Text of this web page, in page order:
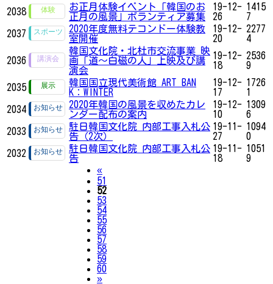
2038
お正月体験イベント「韓国のお
正月の風景」ボランティア募集
19-12-
26
1415
7
2037
2020年度無料テコンドー体験教
室開催
19-12-
20
2277
4
2036
韓国文化院・北杜市交流事業 映
画「道～白磁の人」上映及び講
演会
19-12-
18
2536
9
2035
韓国国立現代美術館 ART BAN
K：WINTER
19-12-
17
1726
1
2034
2020年韓国の風景を収めたカレ
ンダー配布の案内
19-12-
10
1309
6
2033
駐日韓国文化院 内部工事入札公
告（2次）
19-11-
27
1094
0
2032
駐日韓国文化院 内部工事入札公
告
19-11-
18
1051
9
«Previous
51
52
53
54
55
56
57
58
59
60
»Next